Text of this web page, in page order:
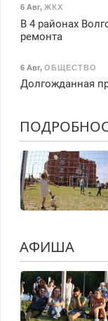
6 Авг, ЖКХ
В 4 районах
ремонта
6 Авг, ОБЩЕСТВО
Долгожданная
АФИША